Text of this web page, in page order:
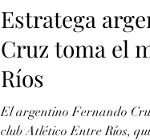
Estratega
Cruz toma el
Ríos
El argentino Fernando
club Atlético Entre Ríos,